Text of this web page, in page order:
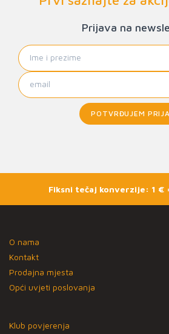
Prijava na
POTVRĐUJEM
Fiksni tečaj konverzije: 1 €
O nama
Kontakt
Prodajna mjesta
Opći uvjeti poslovanja
Klub povjerenja